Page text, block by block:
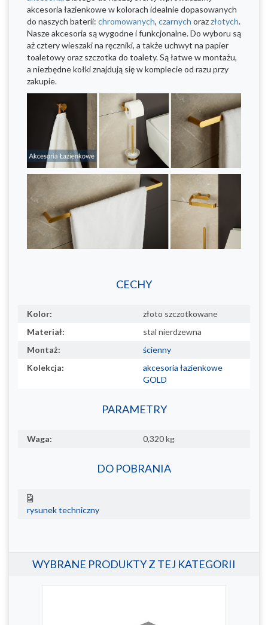
akcesoria łazienkowe w kolorach idealnie dopasowanych
do naszych baterii: chromowanych, czarnych orazzłotych.
Nasze akcesoria są wygodne i funkcjonalne. Do wyboru są
aż cztery wieszaki na ręczniki, a także uchwyt na papier
toaletowy oraz szczotka do toalety. Są łatwe w montażu,
a niezbędne kołki znajdują się w komplecie od razu przy
zakupie.
CECHY
Kolor:
złoto szczotkowane
Materiał:
stal nierdzewna
Montaż:
ścienny
Kolekcja:
akcesoria łazienkowe
GOLD
PARAMETRY
Waga: 0,320 kg
DO POBRANIA
rysunek techniczny
WYBRANE PRODUKTY Z TEJ KATEGORII